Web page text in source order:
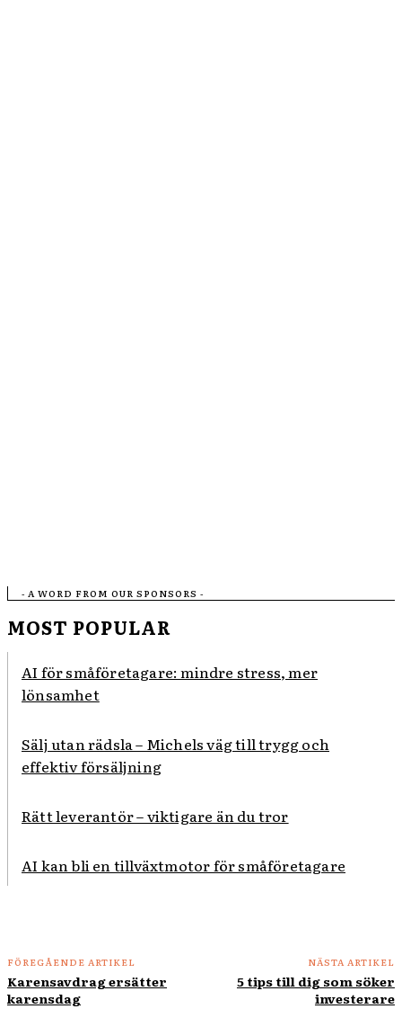
- A WORD FROM OUR SPONSORS -
MOST POPULAR
AI för småföretagare: mindre stress, mer
lönsamhet
Sälj utan rädsla – Michels väg till trygg och
effektiv försäljning
Rätt leverantör – viktigare än du tror
AI kan bli en tillväxtmotor för småföretagare
FÖREGÅENDE ARTIKEL
Karensavdrag ersätter
karensdag
NÄSTA ARTIKEL
5 tips till dig som söker
investerare